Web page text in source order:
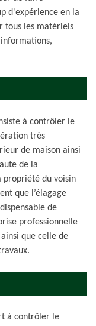
d'expérience en la
tous les matériels
à contrôler le
très
de maison ainsi
de la
propriété du voisin
que l’élagage
de
professionnelle
que celle de
à contrôler le